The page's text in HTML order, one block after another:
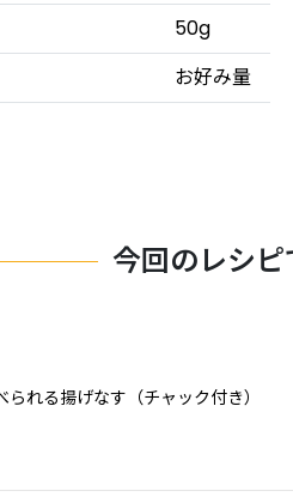
50g
お好み量
今回のレシ
れる揚げなす（チャック付き）